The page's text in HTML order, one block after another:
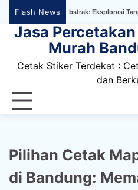
Skip
content
Flash News
Bertema Abstrak: Eksplorasi Tanpa
Jasa
Murah
Cetak Stiker Terdekat :
dan
Pilihan Cetak
di Bandung: